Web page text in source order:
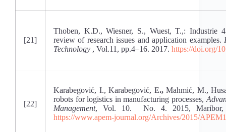
[21]
Thoben, K.D., Wiesner, S., Wuest, T.,: Industrie
review of research issues and application examples.
Technology , Vol.11, pp.4–16. 2017. https://doi.org/
[22]
Karabegović, I., Karabegović, E.,Mahmić, M.,
robots for logistics in manufacturing processes,
Management, Vol. 10. No. 4. 2015, Maribor,
https://www.apem-journal.org/Archives/2015/